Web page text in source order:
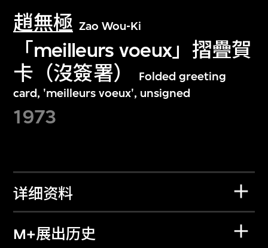
趙無極 Zao Wou-Ki
「meilleurs voeux」摺疊賀
卡（沒簽署）
Folded greeting
card, 'meilleurs voeux', unsigned
1973
详细资料
M+展出历史
关于M+藏品
探索世界顶级的二十及二十一世纪视觉
文化藏品。